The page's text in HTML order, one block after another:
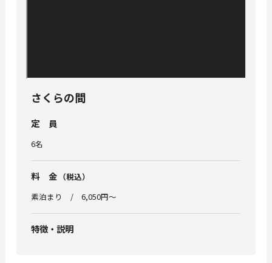
さくらの間
定員
6名
料金（税込）
素泊まり
6,050円〜
特徴・説明